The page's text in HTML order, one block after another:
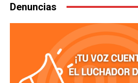
Denuncias